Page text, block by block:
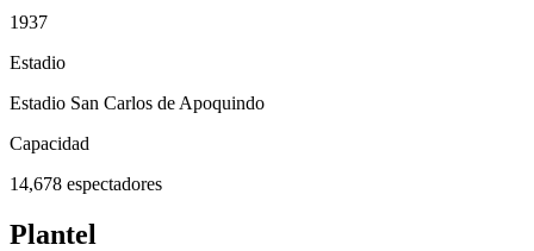
1937
Estadio
Estadio San Carlos de Apoquindo
Capacidad
14,678 espectadores
Plantel